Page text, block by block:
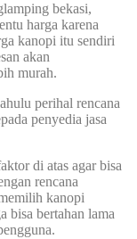
bekasi,
harga karena
kanopi itu sendiri
akan
murah.
perihal rencana
penyedia jasa
di atas agar bisa
rencana
kanopi
bisa bertahan lama